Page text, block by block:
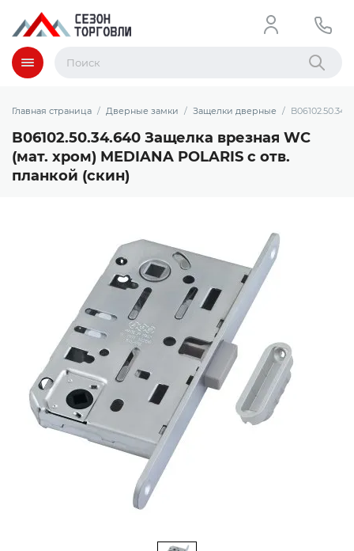
Меню Найти
Главная страница Дверные замки Защелки дверные
B06102.50.34.640 Защелка врезная WC
(мат. хром) MEDIANA POLARIS с отв.
планкой (скин)